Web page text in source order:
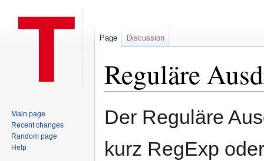
Reguläre
Der Reguläre
kurz RegExp
Page Discussion
Main page
Recent changes
Random page
Help